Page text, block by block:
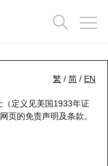
繁 / 简 / EN
定义见美国1933年证
页的免责声明及条款。
玛特